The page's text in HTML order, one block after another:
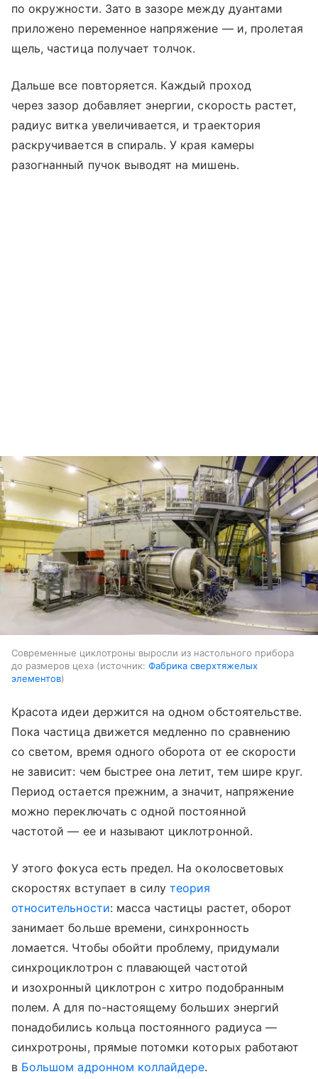
по окружности. Зато в зазоре между дуантами
приложено переменное напряжение — и, пролетая
щель, частица получает толчок.
Дальше все повторяется. Каждый проход
через зазор добавляет энергии, скорость растет,
радиус витка увеличивается, и траектория
раскручивается в спираль. У края камеры
разогнанный пучок выводят на мишень.
Современные циклотроны выросли из настольного прибора
до размеров цеха
источник: Фабрика сверхтяжелых
элементов
Красота идеи держится на одном обстоятельстве.
Пока частица движется медленно по сравнению
со светом, время одного оборота от ее скорости
не зависит: чем быстрее она летит, тем шире круг.
Период остается прежним, а значит, напряжение
можно переключать с одной постоянной
частотой — ее и называют циклотронной.
У этого фокуса есть предел. На околосветовых
скоростях вступает в силутеория
относительности: масса частицы растет, оборот
занимает больше времени, синхронность
ломается. Чтобы обойти проблему, придумали
синхроциклотрон с плавающей частотой
и изохронный циклотрон с хитро подобранным
полем. А для по-настоящему больших энергий
понадобились кольца постоянного радиуса —
синхротроны, прямые потомки которых работают
в Большом адронном коллайдере.